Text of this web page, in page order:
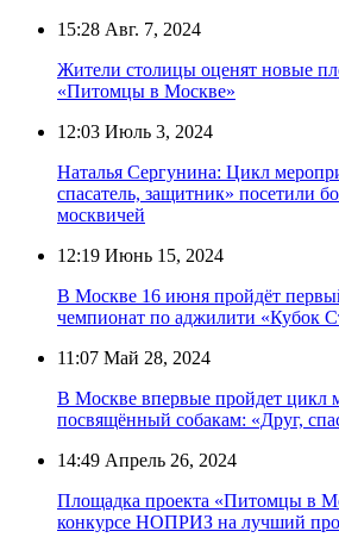
15:28 Авг. 7, 2024
Жители столицы оценят новые
«Питомцы в Москве»
12:03 Июль 3, 2024
Наталья Сергунина: Цикл
спасатель, защитник» посетили
москвичей
12:19 Июнь 15, 2024
В Москве 16 июня пройдёт
чемпионат по аджилити «Кубок
11:07 Май 28, 2024
В Москве впервые пройдет цикл
посвящённый собакам: «Друг,
14:49 Апрель 26, 2024
Площадка проекта «Питомцы в
конкурсе НОПРИЗ на лучший